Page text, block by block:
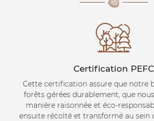
Certification PEFC
Cette certification assure que notre
forêts gérées durablement, que
manière raisonnée et éco-
ensuite récolté et transformé au sein